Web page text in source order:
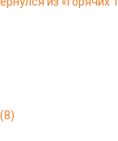
(8)